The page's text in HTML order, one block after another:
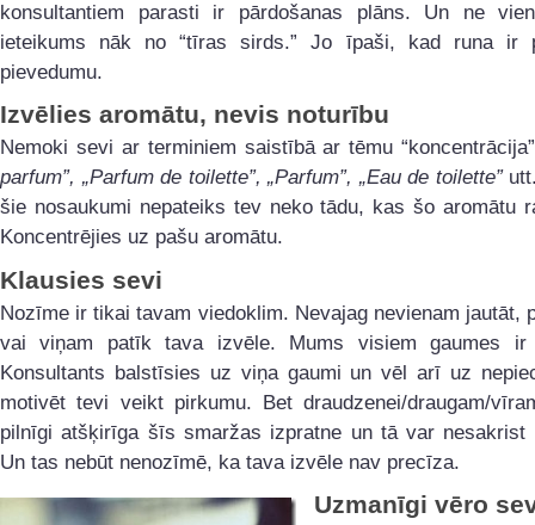
konsultantiem parasti ir pārdošanas plāns. Un ne
ieteikums nāk no “tīras sirds.” Jo īpaši, kad runa ir
pievedumu.
Izvēlies aromātu, nevis noturību
Nemoki sevi ar terminiem saistībā ar tēmu
parfum”, „Parfum de toilette”, „Parfum”, „Eau de toilette”
šie nosaukumi nepateiks tev neko tādu, kas šo aromātu
Koncentrējies uz pašu aromātu.
Klausies sevi
Nozīme ir tikai tavam viedoklim. Nevajag nevienam jautāt,
vai viņam patīk tava izvēle. Mums visiem gaumes ir
Konsultants balstīsies uz viņa gaumi un vēl arī uz
motivēt tevi veikt pirkumu. Bet draudzenei/draugam/
pilnīgi atšķirīga šīs smaržas izpratne un tā var nesakrist
Un tas nebūt nenozīmē, ka tava izvēle nav precīza.
Uzmanīgi vēro